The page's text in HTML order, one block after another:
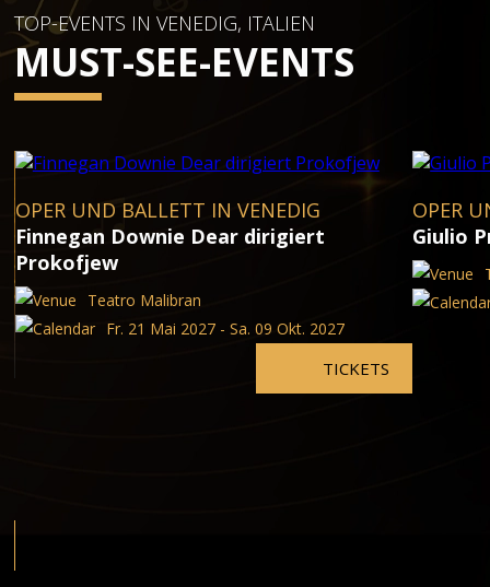
TOP-EVENTS IN VENEDIG, ITALIEN
MUST-SEE-EVENTS
OPER UND BALLETT IN VENEDIG
Finnegan Downie Dear dirigiert
Prokofjew
Teatro Malibran
Fr. 21 Mai 2027 - Sa. 09 Okt. 2027
TICKETS
OPER
Giulio